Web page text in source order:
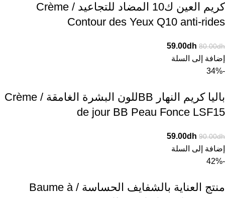
كريم العين ك10 المضاد للتجاعيد / Crème
Contour des Yeux Q10 anti-rides
80.00dh
59.00dh
إضافة إلى السلة
-34%
باليا كريم النهار BBللون البشرة الغامقة / Crème
de jour BB Peau Fonce LSF15
90.00dh
59.00dh
إضافة إلى السلة
-42%
منتج العناية بالشفايف الحساسة / Baume à